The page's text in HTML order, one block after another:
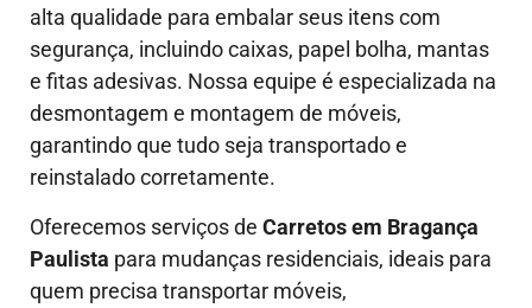
alta qualidade para embalar seus itens com
segurança, incluindo caixas, papel bolha, mantas
e fitas adesivas. Nossa equipe é especializada na
desmontagem e montagem de móveis,
garantindo que tudo seja transportado e
reinstalado corretamente.
Oferecemos serviços de Carretos em Bragança
Paulista para mudanças residenciais, ideais para
quem precisa transportar móveis,